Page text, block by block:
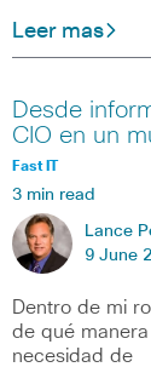
Leer mas
Desde
CIO en un
Fast IT
3 min read
Lance
9 June
Dentro de mi
de qué
necesidad de